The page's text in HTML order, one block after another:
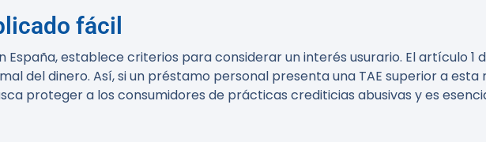
fácil
España, establece criterios para considerar un interés usurario. El artículo 1
del dinero. Así, si un préstamo personal presenta una TAE superior a
proteger a los consumidores de prácticas crediticias abusivas y es